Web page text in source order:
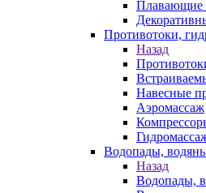
Плавающие
Противотоки,
Назад
Навесные
Аэромассаж
Водопады,
Назад
Водопады,